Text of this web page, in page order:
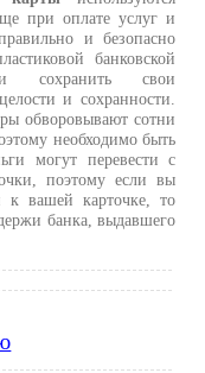
при оплате услуг и
и безопасно
банковской
сохранить свои
и сохранности.
обворовывают сотни
необходимо быть
могут перевести с
поэтому если вы
к вашей карточке, то
банка, выдавшего